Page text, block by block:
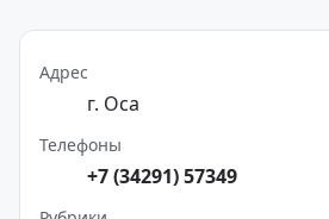
Адрес
г. Оса
Телефоны
+7 (34291) 57349